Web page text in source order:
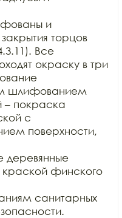
и
торцов
Все
окраску в три
шлифованием
– покраска
с
поверхности,
финского
санитарных